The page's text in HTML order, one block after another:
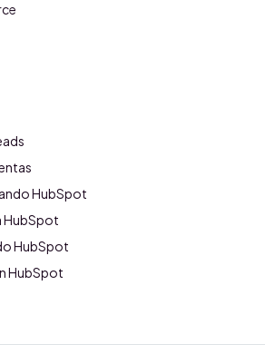
HubSpot
HubSpot
HubSpot
HubSpot